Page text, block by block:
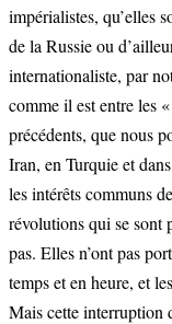
impérialistes, qu’elles
de la Russie ou
internationaliste, par
comme il est entre les
précédents, que nous
Iran, en Turquie et
les intérêts communs
révolutions qui se sont
pas. Elles n’ont pas
temps et en heure, et
Mais cette interruption